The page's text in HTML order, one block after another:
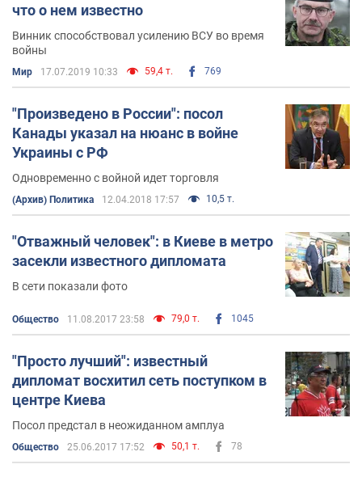
что о нем известно
Винник способствовал усилению ВСУ во время
войны
Мир 17.07.2019 10:33 59,4 т. 769
"Произведено в России": посол
Канады указал на нюанс в войне
Украины с РФ
Одновременно с войной идет торговля
(Архив) Политика 12.04.2018 17:57 10,5 т.
"Отважный человек": в Киеве в метро
засекли известного дипломата
В сети показали фото
Общество 11.08.2017 23:58 79,0 т. 1045
"Просто лучший": известный
дипломат восхитил сеть поступком в
центре Киева
Посол предстал в неожиданном амплуа
Общество 25.06.2017 17:52 50,1 т. 78